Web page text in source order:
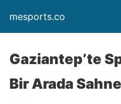
mesports.co
Gaziantep’te
Bir Arada